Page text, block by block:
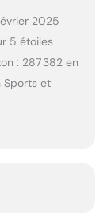
2025
5 étoiles
: 287 382 en
Sports et